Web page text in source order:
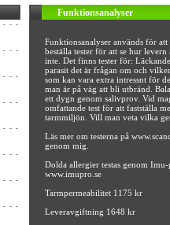
Funktionsanalyser
Funktionsanalyser används för
beställa tester för att se hur
inte. Det finns tester för:
parasit det är frågan om och
som kan vara extra intressnt för
man är på väg att bli utbränd.
ett dygn genom salivprov. Vid
omfattande test för att fastställa
tarmmiljön. Vill man veta vilka
Läs mer om testerna på
genom mig.
Dolda allergier testas genom
www.imupro.se
Tarmpermeabilitet 1175 kr
Leveravgiftning 1648 kr